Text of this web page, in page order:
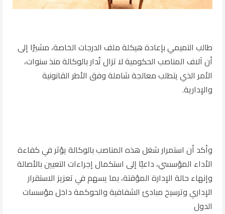
طالب التميمي بإعادة هيكلة ملف الدرجات الخاصة، مشيرًا إلى
أن آلاف المناصب الحكومية لا تزال تُدار بالوكالة منذ سنوات،
الأمر الذي يتطلب معالجة شاملة وفق الأطر القانونية
والإدارية.
وأكد أن استمرار شغل هذه المناصب بالوكالة يؤثر في كفاءة
الأداء المؤسسي، داعيًا إلى استكمال إجراءات التعيين بالأصالة
وإنهاء حالة الإدارة المؤقتة، بما يسهم في تعزيز الاستقرار
الإداري وترسيخ مبادئ الشفافية والحوكمة داخل مؤسسات
الدول